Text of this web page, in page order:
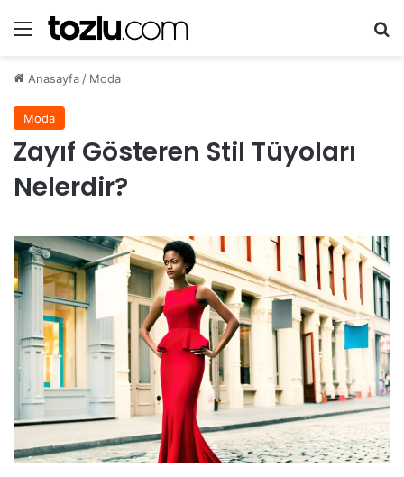
Menü
Anasayfa/ Moda
Moda
Zayıf Gösteren Stil Tüyoları
Nelerdir?